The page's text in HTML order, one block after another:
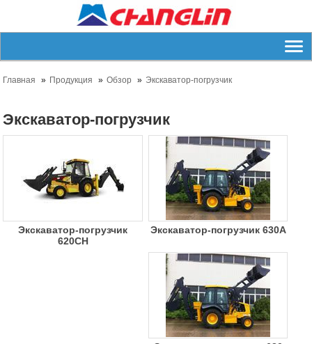
Главная Продукция Обзор Экскаватор-погрузчик
Экскаватор-погрузчик
Экскаватор-погрузчик
620CH
Экскаватор-погрузчик 630A